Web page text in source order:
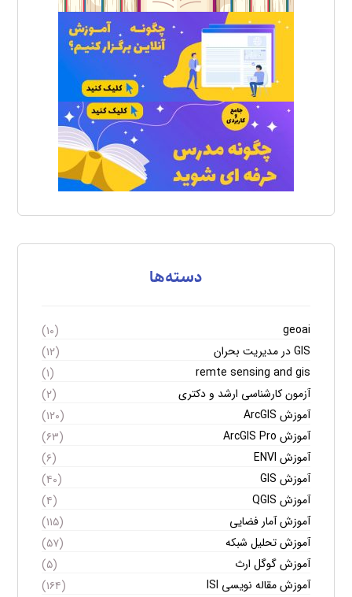
دسته‌ها
geoai
(۱۰)
GIS در مدیریت بحران
(۱۲)
remte sensing and gis
(۱)
آزمون کارشناسی ارشد و دکتری
(۲)
آموزش ArcGIS
(۱۲۰)
آموزش ArcGIS Pro
(۶۳)
آموزش ENVI
(۶)
آموزش GIS
(۴۰)
آموزش QGIS
(۴)
آموزش آمار فضایی
(۱۱۵)
آموزش تحلیل شبکه
(۵۷)
آموزش گوگل ارث
(۵)
آموزش مقاله نویسی ISI
(۱۶۴)